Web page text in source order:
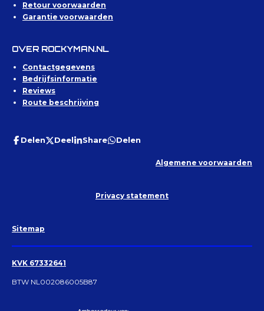
Retour voorwaarden
Garantie voorwaarden
OVER ROCKYMAN.NL
Contactgegevens
Bedrijfsinformatie
Reviews
Route beschrijving
Delen Deel Share Delen
Algemene voorwaarden
Privacy statement
Sitemap
KVK 67332641
BTW NL002086005B87